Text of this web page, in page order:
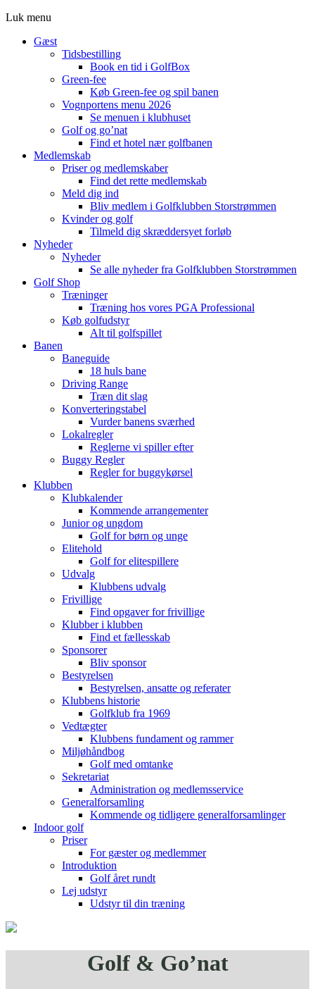
Luk menu
Gæst
Tidsbestilling
Book en tid i GolfBox
Green-fee
Køb Green-fee og spil banen
Vognportens menu 2026
Se menuen i klubhuset
Golf og go’nat
Find et hotel nær golfbanen
Medlemskab
Priser og medlemskaber
Find det rette medlemskab
Meld dig ind
Bliv medlem i Golfklubben Storstrømmen
Kvinder og golf
Tilmeld dig skræddersyet forløb
Nyheder
Nyheder
Se alle nyheder fra Golfklubben Storstrømmen
Golf Shop
Træninger
Træning hos vores PGA Professional
Køb golfudstyr
Alt til golfspillet
Banen
Baneguide
18 huls bane
Driving Range
Træn dit slag
Konverteringstabel
Vurder banens sværhed
Lokalregler
Reglerne vi spiller efter
Buggy Regler
Regler for buggykørsel
Klubben
Klubkalender
Kommende arrangementer
Junior og ungdom
Golf for børn og unge
Elitehold
Golf for elitespillere
Udvalg
Klubbens udvalg
Frivillige
Find opgaver for frivillige
Klubber i klubben
Find et fællesskab
Sponsorer
Bliv sponsor
Bestyrelsen
Bestyrelsen, ansatte og referater
Klubbens historie
Golfklub fra 1969
Vedtægter
Klubbens fundament og rammer
Miljøhåndbog
Golf med omtanke
Sekretariat
Administration og medlemsservice
Generalforsamling
Kommende og tidligere generalforsamlinger
Indoor golf
Priser
For gæster og medlemmer
Introduktion
Golf året rundt
Lej udstyr
Udstyr til din træning
Golf & Go’nat